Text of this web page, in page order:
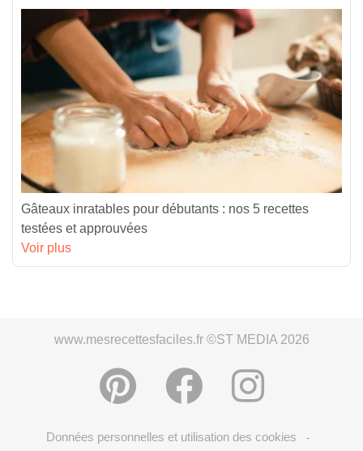
Gâteaux inratables pour débutants : nos 5 recettes
testées et approuvées
Voir plus
www.mesrecettesfaciles.fr ©ST MEDIA 2026
Données personnelles et utilisation des cookies -